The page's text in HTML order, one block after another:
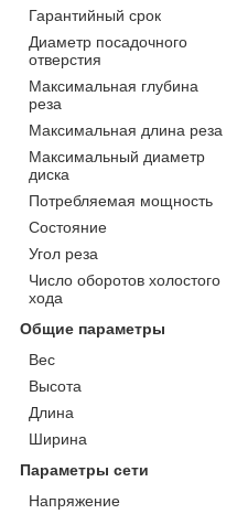
Гарантийный срок
Диаметр посадочного
отверстия
Максимальная глубина
реза
Максимальная длина реза
Максимальный диаметр
диска
Потребляемая мощность
Состояние
Угол реза
Число оборотов холостого
хода
Общие параметры
Вес
Высота
Длина
Ширина
Параметры сети
Напряжение